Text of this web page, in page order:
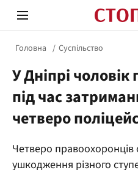
Головна Суспільство
У Дніпрі чоловік
під час
четверо
Четверо правоохоронців
ушкодження різного